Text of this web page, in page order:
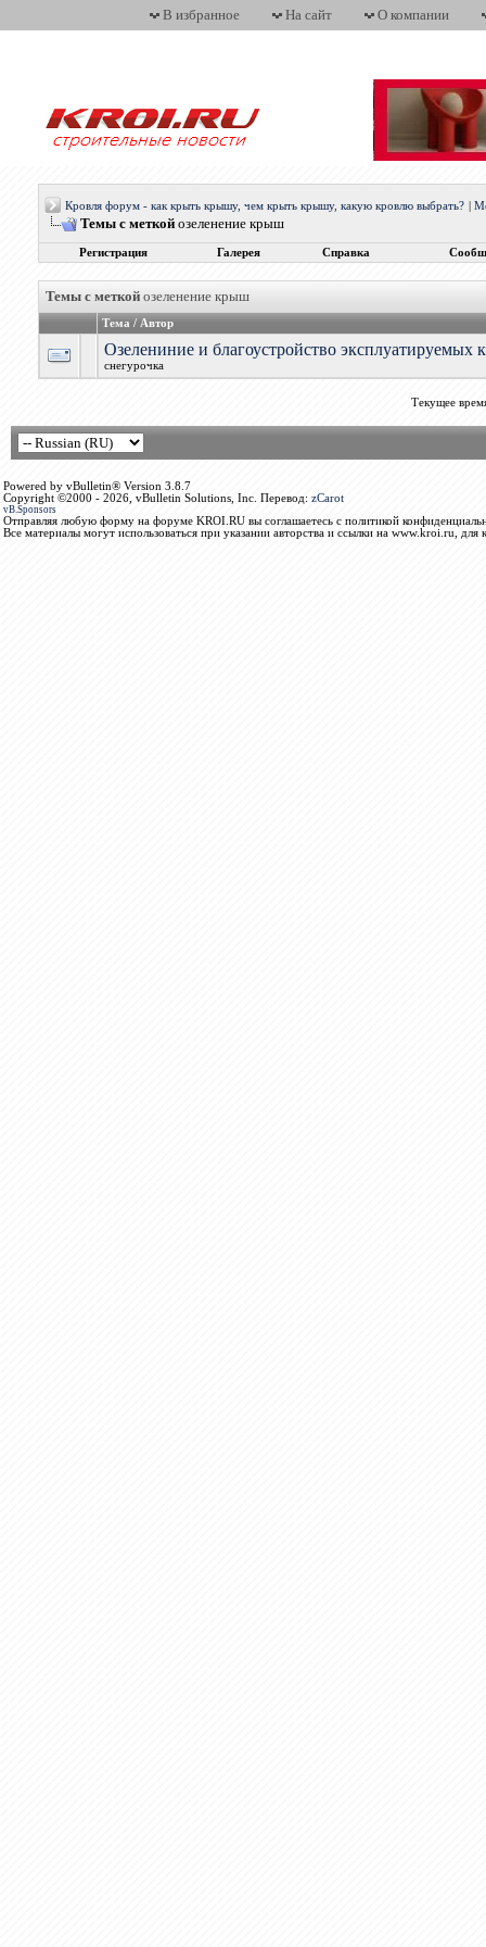
В избранное На сайт О компании
Кровля форум - как крыть крышу, чем крыть крышу, какую кровлю выбрать?
Темы с меткой озеленение крыш
Регистрация Галерея Справка
Темы с меткой озеленение крыш
Тема / Автор
Озелениние и благоустройство эксплуатируемых
снегурочка
Текущее
Powered by vBulletin® Version 3.8.7
Copyright ©2000 - 2026, vBulletin Solutions, Inc. Перевод: zCarot
vB.Sponsors
Отправляя любую форму на форуме KROI.RU вы соглашаетесь с политикой
Все материалы могут использоваться при указании авторства и ссылки на www.kroi.ru, для